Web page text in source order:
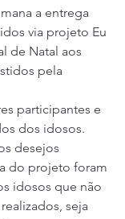
a entrega
via projeto Eu
de Natal aos
pela
participantes e
dos idosos.
desejos
do projeto foram
idosos que não
seja